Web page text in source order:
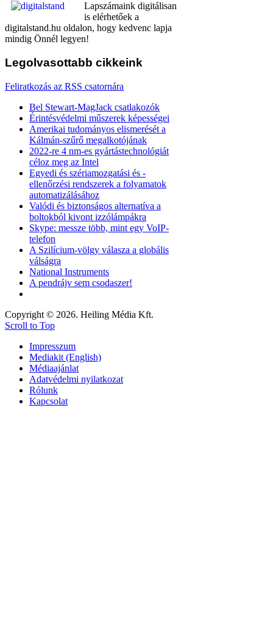
Lapszámaink digitálisan
is elérhetőek a
digitalstand.hu oldalon, hogy kedvenc lapja
mindig Önnél legyen!
Legolvasottabb cikkeink
Feliratkozás az RSS csatornára
Bel Stewart-MagJack csatlakozók
Érintésvédelmi műszerek képességei
Amerikai tudományos elismerését a
Kálmán-szűrő megalkotójának
2022-re 4 nm-es gyártástechnológiát
céloz meg az Intel
Egyedi és szériamozgatási és -
ellenőrzési rendszerek a folyamatok
automatizálásához
Valódi és biztonságos alternatíva a
boltokból kivont izzólámpákra
Skype: messze több, mint egy VoIP-
telefon
A Szilícium-völgy válasza a globális
válságra
National Instruments
A pendrájv sem csodaszer!
Copyright © 2026. Heiling Média Kft.
Scroll to Top
Impresszum
Mediakit (English)
Médiaajánlat
Adatvédelmi nyilatkozat
Rólunk
Kapcsolat